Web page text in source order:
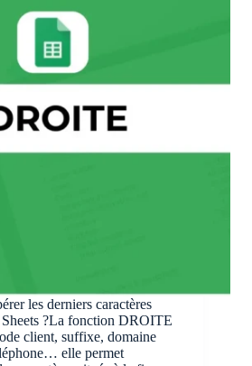
les derniers caractères
?La fonction DROITE
client, suffixe, domaine
elle permet